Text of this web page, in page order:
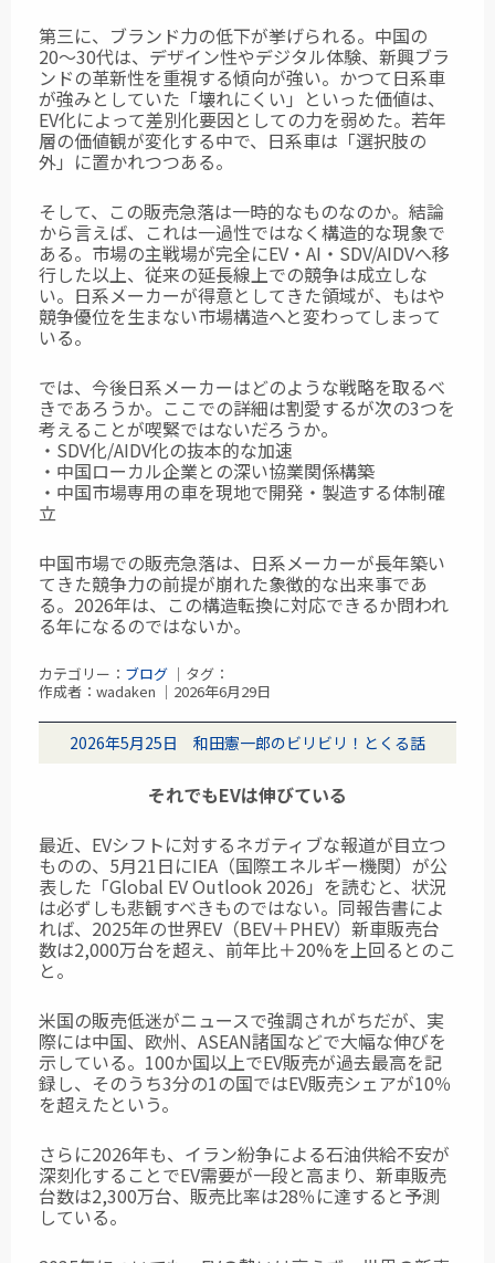
第三に、ブランド力の低下が挙げられる。中国の
20〜30代は、デザイン性やデジタル体験、新興ブラ
ンドの革新性を重視する傾向が強い。かつて日系車
が強みとしていた「壊れにくい」といった価値は、
EV化によって差別化要因としての力を弱めた。若年
層の価値観が変化する中で、日系車は「選択肢の
外」に置かれつつある。
そして、この販売急落は一時的なものなのか。結論
から言えば、これは一過性ではなく 構造的な現象で
ある。市場の主戦場が完全にEV・AI・SDV/AIDVへ移
行した以上、従来の延長線上での競争は成立しな
い。日系メーカーが得意としてきた領域が、もはや
競争優位を生まない市場構造へと変わってしまって
いる。
では、今後日系メーカーはどのような戦略を取るべ
きであろうか。ここでの詳細は割愛するが次の3つを
考えることが喫緊ではないだろうか。
・SDV化/AIDV化の抜本的な加速
・中国ローカル企業との深い協業関係構築
・中国市場専用の車を現地で開発・製造する体制確
立
中国市場での販売急落は、日系メーカーが長年築い
てきた競争力の前提が崩れた象徴的な出来事であ
る。2026年は、この構造転換に対応できるか問われ
る年になるのではないか。
カテゴリー： ブログ ｜タグ：
作成者：wadaken ｜2026年6月29日
2026年5月25日 和田憲一郎のビリビリ！とくる話
それでもEVは伸びている
最近、EVシフトに対するネガティブな報道が目立つ
ものの、5月21日にIEA（国際エネルギー機関）が公
表した「Global EV Outlook 2026」を読むと、状況
は必ずしも悲観すべきものではない。同報告書によ
れば、2025年の世界EV（BEV＋PHEV）新車販売台
数は2,000万台を超え、前年比＋20%を上回るとのこ
と。
米国の販売低迷がニュースで強調されがちだが、実
際には中国、欧州、ASEAN諸国などで大幅な伸びを
示している。100か国以上でEV販売が過去最高を記
録し、そのうち3分の1の国ではEV販売シェアが10％
を超えたという。
さらに2026年も、イラン紛争による石油供給不安が
深刻化することでEV需要が一段と高まり、新車販売
台数は2,300万台、販売比率は28％に達すると予測
している。